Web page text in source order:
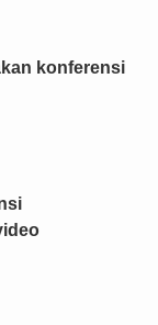
konferensi